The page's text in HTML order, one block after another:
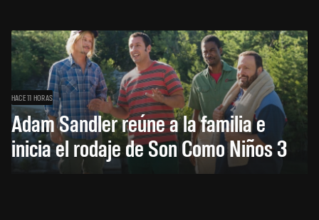
HACE 11 HORAS
Adam Sandler reúne a la familia e
inicia el rodaje de Son Como Niños 3